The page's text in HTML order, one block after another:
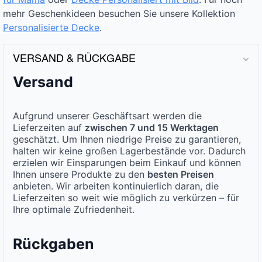
mehr Geschenkideen besuchen Sie unsere Kollektion
Personalisierte Decke.
VERSAND & RÜCKGABE
Versand
Aufgrund unserer Geschäftsart werden die
Lieferzeiten auf zwischen 7 und 15 Werktagen
geschätzt. Um Ihnen niedrige Preise zu garantieren,
halten wir keine großen Lagerbestände vor. Dadurch
erzielen wir Einsparungen beim Einkauf und können
Ihnen unsere Produkte zu den besten Preisen
anbieten. Wir arbeiten kontinuierlich daran, die
Lieferzeiten so weit wie möglich zu verkürzen – für
Ihre optimale Zufriedenheit.
Rückgaben